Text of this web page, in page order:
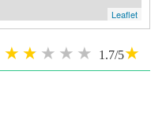
Leaflet
1.7/5